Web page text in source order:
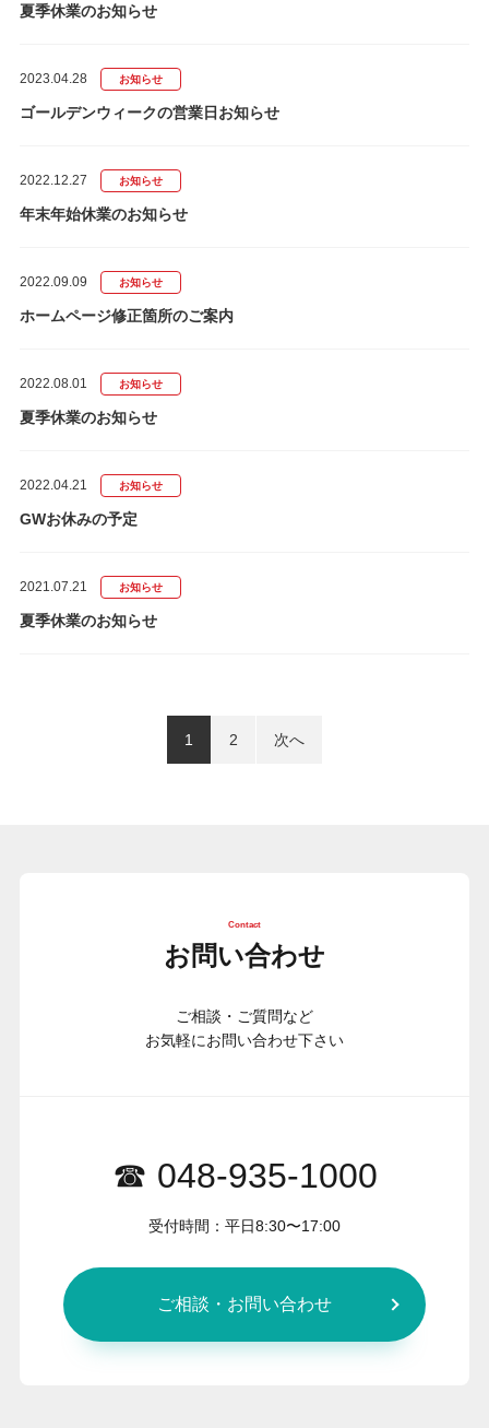
夏季休業のお知らせ
2023.04.28 お知らせ
ゴールデンウィークの営業日お知らせ
2022.12.27 お知らせ
年末年始休業のお知らせ
2022.09.09 お知らせ
ホームページ修正箇所のご案内
2022.08.01 お知らせ
夏季休業のお知らせ
2022.04.21 お知らせ
GWお休みの予定
2021.07.21 お知らせ
夏季休業のお知らせ
1 2 次へ
Contact
お問い合わせ
ご相談・ご質問など
お気軽にお問い合わせ下さい
☎ 048-935-1000
受付時間：平日8:30〜17:00
ご相談・お問い合わせ